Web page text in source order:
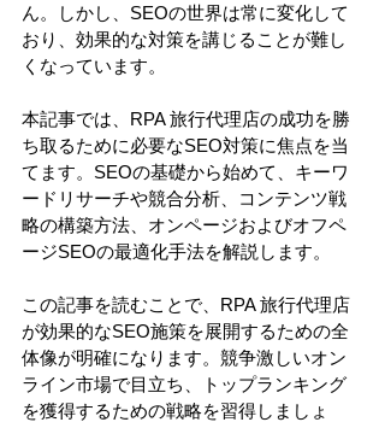
ん。しかし、SEOの世界は常に変化して
おり、効果的な対策を講じることが難し
くなっています。
本記事では、RPA 旅行代理店の成功を勝
ち取るために必要なSEO対策に焦点を当
てます。SEOの基礎から始めて、キーワ
ードリサーチや競合分析、コンテンツ戦
略の構築方法、オンページおよびオフペ
ージSEOの最適化手法を解説します。
この記事を読むことで、RPA 旅行代理店
が効果的なSEO施策を展開するための全
体像が明確になります。競争激しいオン
ライン市場で目立ち、トップランキング
を獲得するための戦略を習得しましょ